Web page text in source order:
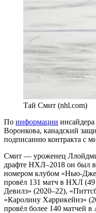
Тай Смит (nhl.com)
По информации
Воронкова, канадский
подписанию контракта с
Смит — уроженец
драфте НХЛ–2018 он был
номером клубом «Нью-
провёл 131 матч в НХЛ
Девилз» (2020–22),
«Каролину Харрикейнз»
провёл более 140 матчей